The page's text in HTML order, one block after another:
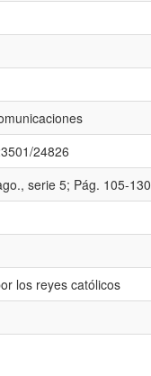
24826
serie 5; Pág. 105-130
los reyes católicos